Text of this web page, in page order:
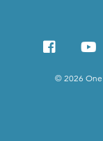
© 2026 One